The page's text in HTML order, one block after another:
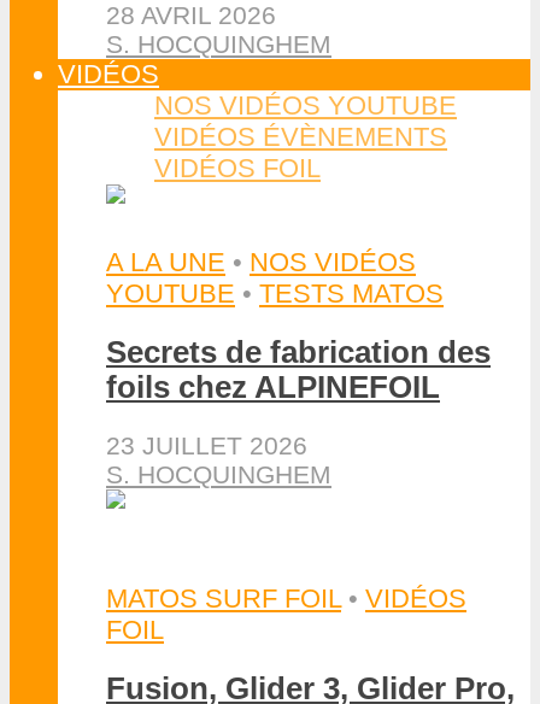
28 AVRIL 2026
S. HOCQUINGHEM
VIDÉOS
NOS VIDÉOS YOUTUBE
VIDÉOS ÉVÈNEMENTS
VIDÉOS FOIL
A LA UNE • NOS VIDÉOS
YOUTUBE • TESTS MATOS
Secrets de fabrication des
foils chez ALPINEFOIL
23 JUILLET 2026
S. HOCQUINGHEM
MATOS SURF FOIL • VIDÉOS
FOIL
Fusion, Glider 3, Glider Pro,